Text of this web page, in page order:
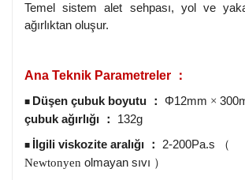
Temel sistem alet sehpası, yol ve
ağırlıktan oluşur.
Ana Teknik Parametreler ：
■ Düşen çubuk boyutu ： Φ12mm ×
çubuk ağırlığı
： 132g
■ İlgili viskozite aralığı ： 2-200Pa.s
（
Newtonyen olmayan sıvı ）